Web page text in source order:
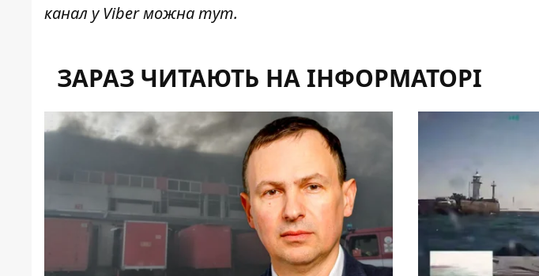
канал у Viber можнатут.
ЗАРАЗ ЧИТАЮТЬ НА ІНФОРМАТОРІ